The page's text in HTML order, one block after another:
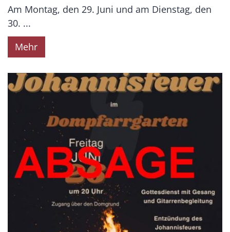
Am Montag, den 29. Juni und am Dienstag, den
30. ...
Mehr